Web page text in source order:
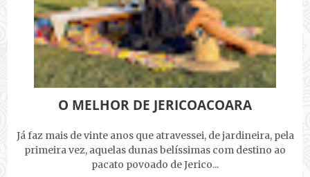
O MELHOR DE JERICOACOARA
Já faz mais de vinte anos que atravessei, de jardineira, pela
primeira vez, aquelas dunas belíssimas com destino ao
pacato povoado de Jerico...